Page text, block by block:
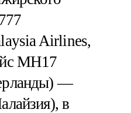
Airlines,
МН17
—
в